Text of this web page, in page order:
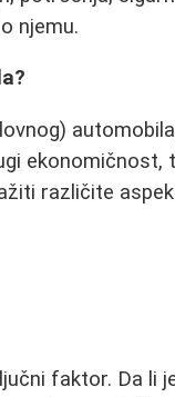
njemu.
različite
faktor. Da li